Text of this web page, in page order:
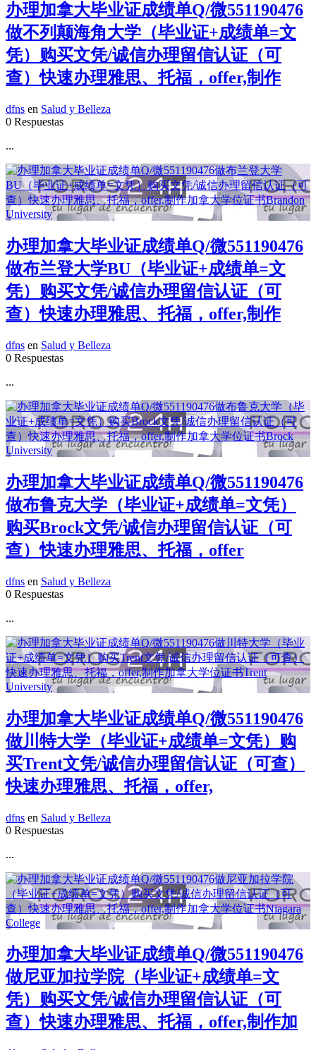
办理加拿大毕业证成绩单Q/微551190476
做不列颠海角大学（毕业证+成绩单=文
凭）购买文凭/诚信办理留信认证（可
查）快速办理雅思、托福，offer,制作
dfns en Salud y Belleza
0 Respuestas
...
办理加拿大毕业证成绩单Q/微551190476
做布兰登大学BU（毕业证+成绩单=文
凭）购买文凭/诚信办理留信认证（可
查）快速办理雅思、托福，offer,制作
dfns en Salud y Belleza
0 Respuestas
...
办理加拿大毕业证成绩单Q/微551190476
做布鲁克大学（毕业证+成绩单=文凭）
购买Brock文凭/诚信办理留信认证（可
查）快速办理雅思、托福，offer
dfns en Salud y Belleza
0 Respuestas
...
办理加拿大毕业证成绩单Q/微551190476
做川特大学（毕业证+成绩单=文凭）购
买Trent文凭/诚信办理留信认证（可查）
快速办理雅思、托福，offer,
dfns en Salud y Belleza
0 Respuestas
...
办理加拿大毕业证成绩单Q/微551190476
做尼亚加拉学院（毕业证+成绩单=文
凭）购买文凭/诚信办理留信认证（可
查）快速办理雅思、托福，offer,制作加